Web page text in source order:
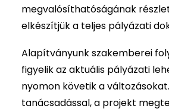
megvalósíthatóságának
elkészítjük a teljes pályázati
Alapítványunk szakemberei
figyelik az aktuális pályázati
nyomon követik a
tanácsadással, a projekt